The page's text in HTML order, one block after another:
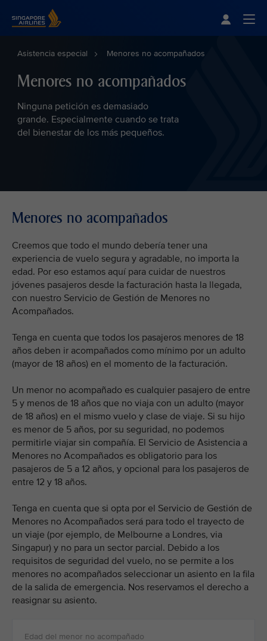
Asistencia especial Menores no acompañados
Menores no acompañados
Ninguna petición es demasiado
grande. Especialmente cuando se trata
del bienestar de los más pequeños.
Menores no acompañados
Creemos que todo el mundo debería tener una
experiencia de vuelo segura y agradable, no importa la
edad. Por eso estamos aquí para cuidar de nuestros
jóvenes pasajeros desde la facturación hasta la llegada,
con nuestro Servicio de Gestión de Menores no
Acompañados.
Tenga en cuenta que todos los pasajeros menores de 18
años deben ir acompañados como mínimo por un adulto
(mayor de 18 años) en el momento de la facturación.
Un menor no acompañado es cualquier pasajero de entre
5 y menos de 18 años que no viaja con un adulto (mayor
de 18 años) en el mismo vuelo y clase de viaje. Si su hijo
es menor de 5 años, por su seguridad, no podemos
permitirle viajar sin compañía. El Servicio de Asistencia a
Menores no Acompañados es obligatorio para los
pasajeros de 5 a 12 años, y opcional para los pasajeros de
entre 12 y 18 años.
Tenga en cuenta que si opta por el Servicio de Gestión de
Menores no Acompañados será para todo el trayecto de
un viaje (por ejemplo, de Melbourne a Londres, via
Singapur) y no para un sector parcial. Debido a los
requisitos de seguridad del vuelo, no se permite a los
menores no acompañados seleccionar un asiento en la fila
de la salida de emergencia. Nos reservamos el derecho a
reasignar su asiento.